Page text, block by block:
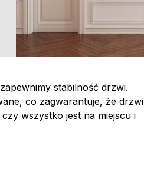
stabilność drzwi.
co zagwarantuje, że drzwi
wszystko jest na miejscu i